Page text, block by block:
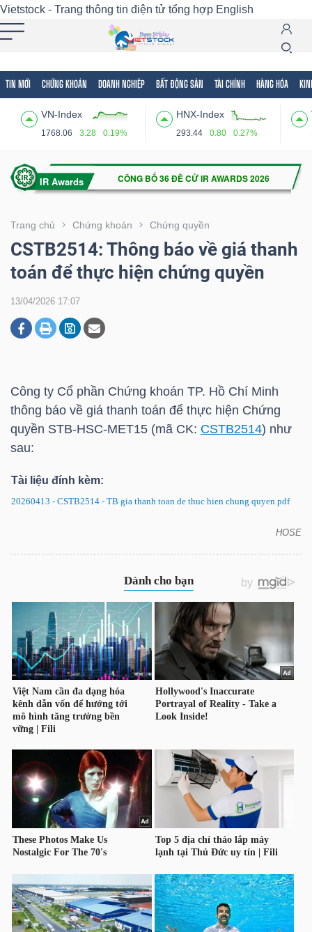
Vietstock - Trang thông tin điện tử tổng hợp English
TIN MỚI CHỨNG KHOÁN DOANH NGHIỆP BẤT ĐỘNG SẢN TÀI CHÍNH HÀNG HÓA
VN-Index
1768.06 3.28 0.19%
HNX-Index
293.44 0.80 0.27%
Trang chủ Chứng khoán Chứng quyền
CSTB2514: Thông báo về giá thanh
toán để thực hiện chứng quyền
13/04/2026 17:07
Công ty Cổ phần Chứng khoán TP. Hồ Chí Minh
thông báo về giá thanh toán để thực hiện Chứng
quyền STB-HSC-MET15 (mã CK: CSTB2514) như
sau:
Tài liệu đính kèm:
20260413 - CSTB2514 - TB gia thanh toan de thuc hien chung quyen.pdf
HOSE
Tất cả Tính năng Ngành Mã chứng khoán
Tính
(-)
VIETSTOCK
CHỨNG
BẤT
SẢN
HÀNG
HÓA
KINH
TẾ
THẾ
GIỚI
ĐÔNG
DƯƠNG